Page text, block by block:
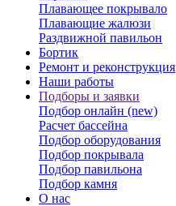
Плавающее покрывало
Плавающие жалюзи
Раздвижной павильон
Бортик
Ремонт и реконструкция
Наши работы
Подборы и заявки
Подбор онлайн (new)
Расчет бассейна
Подбор оборудования
Подбор покрывала
Подбор павильона
Подбор камня
О нас